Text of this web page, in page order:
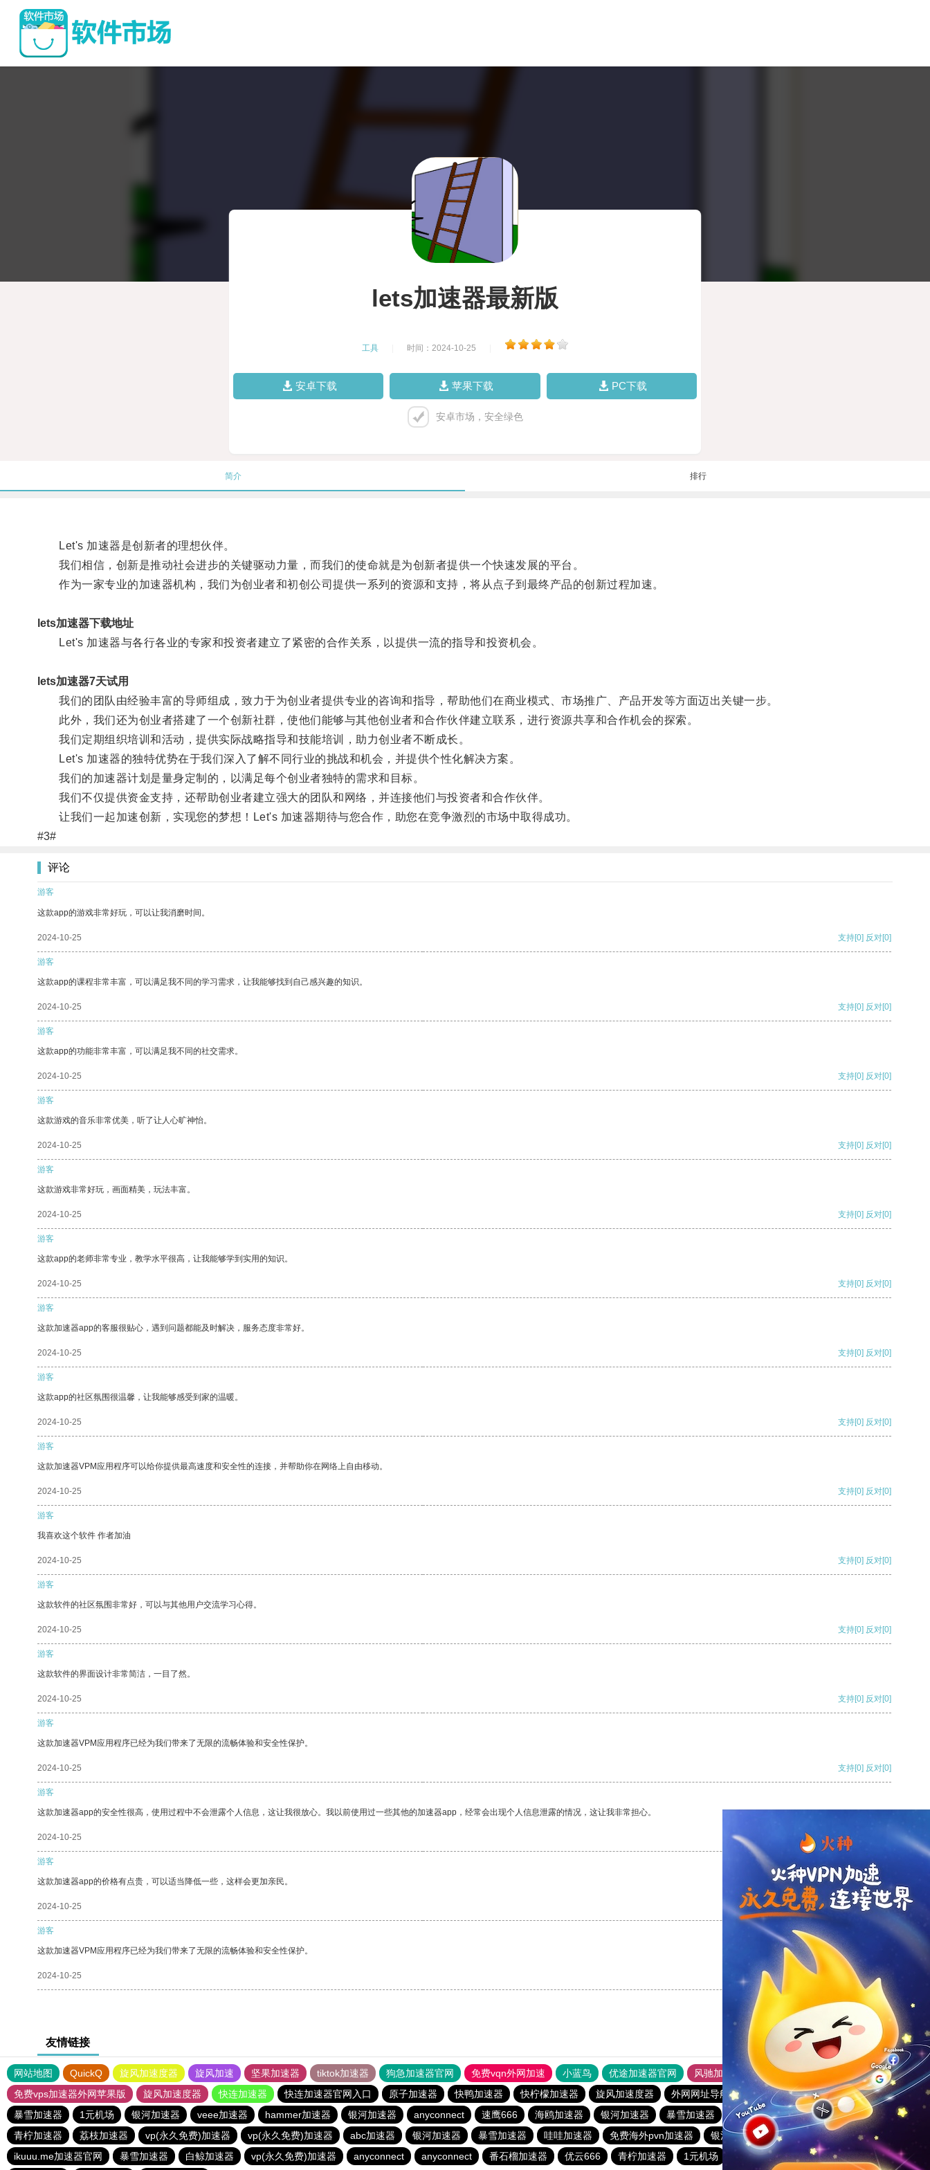
lets加速器最新版
工具 时间：2024-10-25
安卓下载 苹果下载 PC下载
安卓市场，安全绿色
简介 排行
Let's 加速器是创新者的理想伙伴。
我们相信，创新是推动社会进步的关键驱动力量，而我们的使命就是为创新者提供一个快速发展的平台。
作为一家专业的加速器机构，我们为创业者和初创公司提供一系列的资源和支持，将从点子到最终产品的创新过程加速。
lets加速器下载地址
Let's 加速器与各行各业的专家和投资者建立了紧密的合作关系，以提供一流的指导和投资机会。
lets加速器7天试用
我们的团队由经验丰富的导师组成，致力于为创业者提供专业的咨询和指导，帮助他们在商业模式、市场推广、产品开发等方面迈出关键一步。
此外，我们还为创业者搭建了一个创新社群，使他们能够与其他创业者和合作伙伴建立联系，进行资源共享和合作机会的探索。
我们定期组织培训和活动，提供实际战略指导和技能培训，助力创业者不断成长。
Let's 加速器的独特优势在于我们深入了解不同行业的挑战和机会，并提供个性化解决方案。
我们的加速器计划是量身定制的，以满足每个创业者独特的需求和目标。
我们不仅提供资金支持，还帮助创业者建立强大的团队和网络，并连接他们与投资者和合作伙伴。
让我们一起加速创新，实现您的梦想！Let's 加速器期待与您合作，助您在竞争激烈的市场中取得成功。
#3#
评论
游客
这款app的游戏非常好玩，可以让我消磨时间。
2024-10-25 支持[0] 反对[0]
游客
这款app的课程非常丰富，可以满足我不同的学习需求，让我能够找到自己感兴趣的知识。
2024-10-25 支持[0] 反对[0]
游客
这款app的功能非常丰富，可以满足我不同的社交需求。
2024-10-25 支持[0] 反对[0]
游客
这款游戏的音乐非常优美，听了让人心旷神怡。
2024-10-25 支持[0] 反对[0]
游客
这款游戏非常好玩，画面精美，玩法丰富。
2024-10-25 支持[0] 反对[0]
游客
这款app的老师非常专业，教学水平很高，让我能够学到实用的知识。
2024-10-25 支持[0] 反对[0]
游客
这款加速器app的客服很贴心，遇到问题都能及时解决，服务态度非常好。
2024-10-25 支持[0] 反对[0]
游客
这款app的社区氛围很温馨，让我能够感受到家的温暖。
2024-10-25 支持[0] 反对[0]
游客
这款加速器VPM应用程序可以给你提供最高速度和安全性的连接，并帮助你在网络上自由移动。
2024-10-25 支持[0] 反对[0]
游客
我喜欢这个软件 作者加油
2024-10-25 支持[0] 反对[0]
游客
这款软件的社区氛围非常好，可以与其他用户交流学习心得。
2024-10-25 支持[0] 反对[0]
游客
这款软件的界面设计非常简洁，一目了然。
2024-10-25 支持[0] 反对[0]
游客
这款加速器VPM应用程序已经为我们带来了无限的流畅体验和安全性保护。
2024-10-25 支持[0] 反对[0]
游客
这款加速器app的安全性很高，使用过程中不会泄露个人信息，这让我很放心。我以前使用过一些其他的加速器app，经常会出现个人信息泄露的情况，这让我非常担心。
2024-10-25 支持
游客
这款加速器app的价格有点贵，可以适当降低一些，这样会更加亲民。
2024-10-25 支持[0] 反对[0]
游客
这款加速器VPM应用程序已经为我们带来了无限的流畅体验和安全性保护。
2024-10-25 支持[0] 反对[0]
友情链接
网站地图 QuickQ 旋风加速度器 旋风加速 坚果加速器 tiktok加速器 狗急加速器官网 免费vqn外网加速 小蓝鸟 优途加速器官网 风驰加速器
旋风加速器
免费vps加速器外网苹果版
旋风加速度器 快连加速器 快连加速器官网入口 原子加速器 快鸭加速器 快柠檬加速器 旋风加速度器 外网网址导航 软件中心
海外梯子官网
暴雪加速器
1元机场 银河加速器 veee加速器 hammer加速器 银河加速器 anyconnect 速鹰666 海鸥加速器 银河加速器 暴雪加速器 银河加速器 蜜蜂加速器
原子加速器
青柠加速器
荔枝加速器 vp(永久免费)加速器 vp(永久免费)加速器 abc加速器 银河加速器 暴雪加速器 哇哇加速器 免费海外pvn加速器 银河加速器
银河加速器
ikuuu.me加速器官网
暴雪加速器 白鲸加速器 vp(永久免费)加速器 anyconnect anyconnect 番石榴加速器 优云666 青柠加速器 1元机场 anyconnect 银河加速器